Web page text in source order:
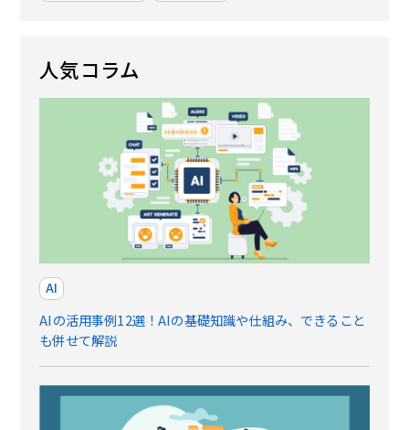
人気コラム
AI
AIの活用事例12選！AIの基礎知識や仕組み、できること
も併せて解説